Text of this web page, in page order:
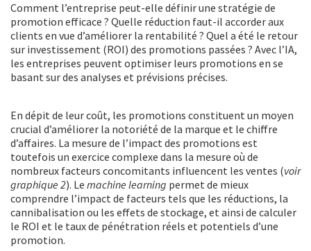
Comment l’entreprise peut-elle définir une stratégie de
promotion efficace ? Quelle réduction faut-il accorder aux
clients en vue d’améliorer la rentabilité ? Quel a été le retour
sur investissement (ROI) des promotions passées ? Avec l’IA,
les entreprises peuvent optimiser leurs promotions en se
basant sur des analyses et prévisions précises.
En dépit de leur coût, les promotions constituent un moyen
crucial d’améliorer la notoriété de la marque et le chiffre
d’affaires. La mesure de l’impact des promotions est
toutefois un exercice complexe dans la mesure où de
nombreux facteurs concomitants influencent les ventes (voir
graphique 2). Le machine learning permet de mieux
comprendre l’impact de facteurs tels que les réductions, la
cannibalisation ou les effets de stockage, et ainsi de calculer
le ROI et le taux de pénétration réels et potentiels d’une
promotion.